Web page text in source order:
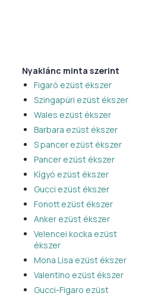
Nyaklánc minta szerint
Figaró ezüst ékszer
Szingapúri ezüst ékszer
Wales ezüst ékszer
Barbara ezüst ékszer
S pancer ezüst ékszer
Pancer ezüst ékszer
Kígyó ezüst ékszer
Gucci ezüst ékszer
Fonott ezüst ékszer
Anker ezüst ékszer
Velencei kocka ezüst
ékszer
Mona Lisa ezüst ékszer
Valentino ezüst ékszer
Gucci-Figaro ezüst